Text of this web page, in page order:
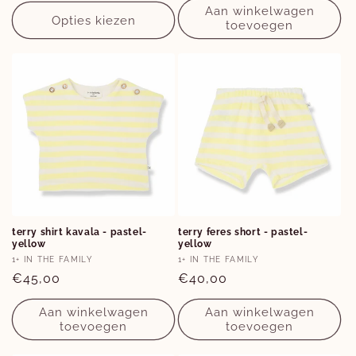
Opties kiezen
Aan winkelwagen
toevoegen
terry shirt kavala - pastel-
yellow
Verkoper:
1+ IN THE FAMILY
Normale
prijs
€45,00
Aan winkelwagen
toevoegen
terry feres short - pastel-
yellow
Verkoper:
1+ IN THE FAMILY
Normale
prijs
€40,00
Aan winkelwagen
toevoegen
FacebookInstagram